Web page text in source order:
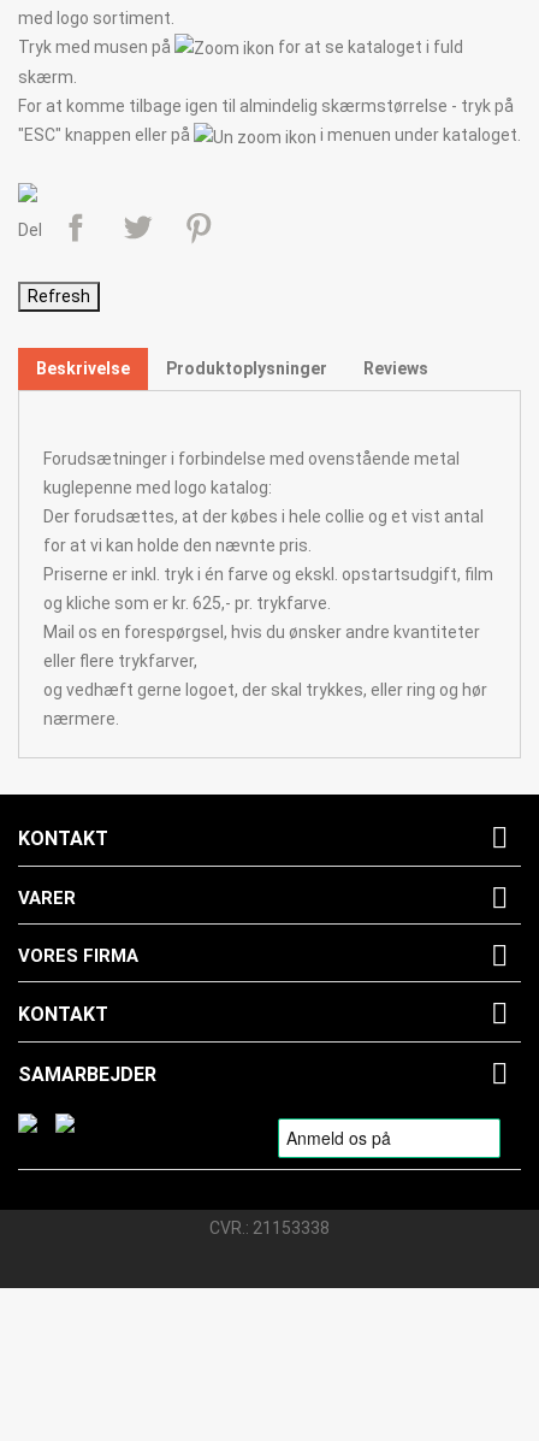
med logo sortiment.
Tryk med musen på
for at se kataloget i fuld
skærm.
For at komme tilbage igen til almindelig skærmstørrelse - tryk på
"ESC" knappen eller på
i menuen under kataloget.
Del
Beskrivelse Produktoplysninger Reviews
Forudsætninger i forbindelse med ovenstående metal
kuglepenne med logo katalog:
Der forudsættes, at der købes i hele collie og et vist antal
for at vi kan holde den nævnte pris.
Priserne er inkl. tryk i én farve og ekskl. opstartsudgift, film
og kliche som er kr. 625,- pr. trykfarve.
Mail os en forespørgsel, hvis du ønsker andre kvantiteter
eller flere trykfarver,
og vedhæft gerne logoet, der skal trykkes, eller ring og hør
nærmere.
KONTAKT 
VARER 
VORES FIRMA 
KONTAKT 
SAMARBEJDER 
CVR.: 21153338